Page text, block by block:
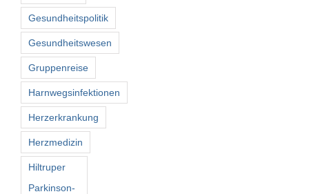
Gesundheitspolitik
Gesundheitswesen
Gruppenreise
Harnwegsinfektionen
Herzerkrankung
Herzmedizin
Hiltruper
Parkinson-